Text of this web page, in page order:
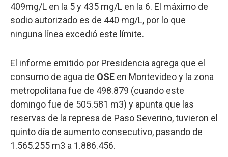
409mg/L en la 5 y 435 mg/L en la 6. El máximo de
sodio autorizado es de 440 mg/L, por lo que
ninguna línea excedió este límite.
El informe emitido por Presidencia agrega que el
consumo de agua de OSE en Montevideo y la zona
metropolitana fue de 498.879 (cuando este
domingo fue de 505.581 m3) y apunta que las
reservas de la represa de Paso Severino, tuvieron el
quinto día de aumento consecutivo, pasando de
1.565.255 m3 a 1.886.456.